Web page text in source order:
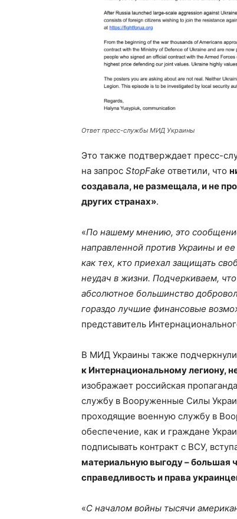
Ответ пресс-службы МИД Украины
Это также подтверждает пресс-
на запрос StopFake ответили, что
создавала, не размещала, и не
других странах».
«По нашему мнению, это
направленной против Украины и
как тех, кто приехал защищать
неудач в жизни. Подчеркиваем,
абсолютное большинство
гораздо лучшие финансовые
представитель
В МИД Украины также
к Интернациональному легиону,
изображает российская
службу в Вооруженные Силы
проходящие военную службу в
обеспечение, как и граждане
подписывать контракт с ВСУ,
материальную выгоду – большая
справедливость и права
«С началом войны тысячи